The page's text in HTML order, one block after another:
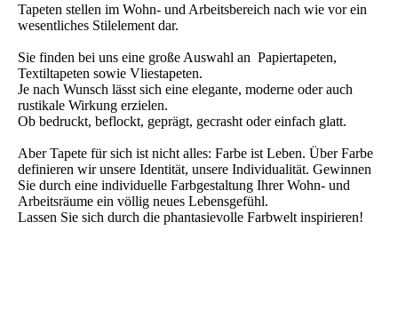
Tapeten stellen im Wohn- und Arbeitsbereich nach wie vor ein
wesentliches Stilelement dar.
Sie finden bei uns eine große Auswahl an Papiertapeten,
Textiltapeten sowie Vliestapeten.
Je nach Wunsch lässt sich eine elegante, moderne oder auch
rustikale Wirkung erzielen.
Ob bedruckt, beflockt, geprägt, gecrasht oder einfach glatt.
Aber Tapete für sich ist nicht alles: Farbe ist Leben. Über Farbe
definieren wir unsere Identität, unsere Individualität. Gewinnen
Sie durch eine individuelle Farbgestaltung Ihrer Wohn- und
Arbeitsräume ein völlig neues Lebensgefühl.
Lassen Sie sich durch die phantasievolle Farbwelt inspirieren!